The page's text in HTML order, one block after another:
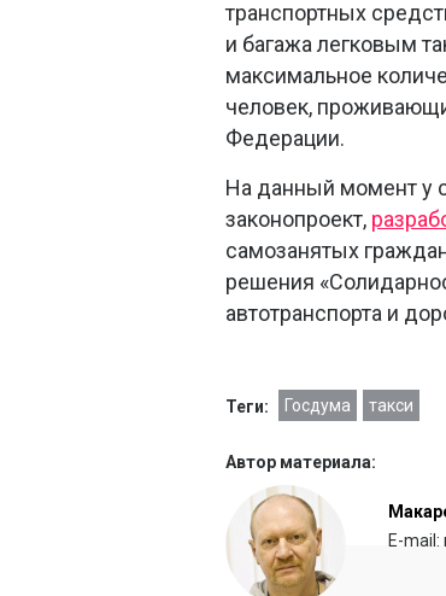
транспортных
и багажа легковым
максимальное
человек,
Федерации.
На данный момент у
законопроект,
самозанятых
решения
автотранспорта и
Теги: Госдума такси
Автор материала:
E-